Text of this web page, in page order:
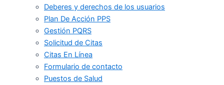
Deberes y derechos de los usuarios
Plan De Acción PPS
Gestión PQRS
Solicitud de Citas
Citas En Línea
Formulario de contacto
Puestos de Salud